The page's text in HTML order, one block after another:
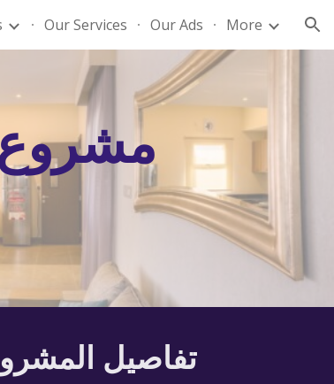
Our Services Our Ads More
مشروع
تفاصيل